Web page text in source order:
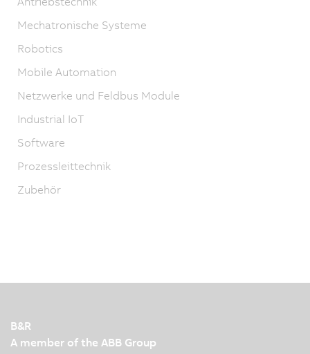
Mechatronische Systeme
Robotics
Mobile Automation
Netzwerke und Feldbus Module
Industrial IoT
Software
Prozessleittechnik
Zubehör
B&R
A member of the ABB Group